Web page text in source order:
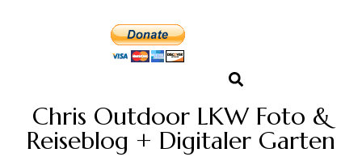
Chris Outdoor LKW Foto &
Reiseblog + Digitaler Garten